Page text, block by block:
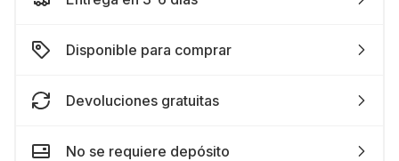
Disponible para comprar
Devoluciones gratuitas
No se requiere depósito